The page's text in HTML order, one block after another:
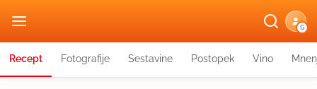
G
Recept Fotografije Sestavine Postopek Vino